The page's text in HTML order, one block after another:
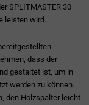
SPLITMASTER 30
leisten wird.
dass der
gestaltet ist, um in
werden zu können.
den Holzspalter leicht